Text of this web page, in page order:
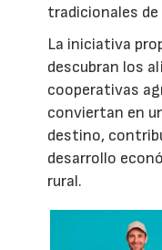
tradicionales de
La iniciativa
descubran los
cooperativas
conviertan en
destino,
desarrollo
rural.